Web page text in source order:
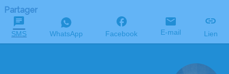
Partager
SMS WhatsApp Facebook E-mail Lien